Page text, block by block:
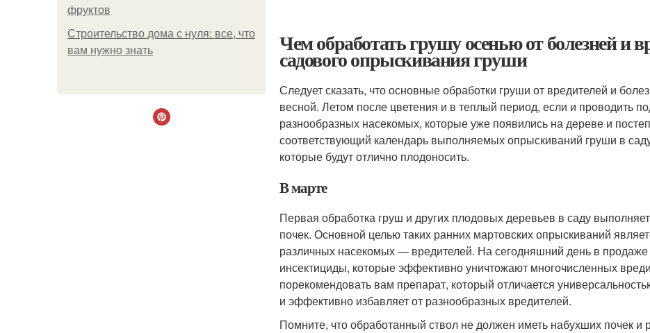
фруктов
Строительство дома с нуля: все, что
вам нужно знать
Чем обработать грушу осенью от болезней и
садового опрыскивания груши
Следует сказать, что основные обработки груши от вредителей и
весной. Летом после цветения и в теплый период, если и проводить
разнообразных насекомых, которые уже появились на дереве и
соответствующий календарь выполняемых опрыскиваний груши в
которые будут отлично плодоносить.
В марте
Первая обработка груш и других плодовых деревьев в саду
почек. Основной целью таких ранних мартовских опрыскиваний
различных насекомых — вредителей. На сегодняшний день в
инсектициды, которые эффективно уничтожают многочисленных
порекомендовать вам препарат, который отличается
и эффективно избавляет от разнообразных вредителей.
Помните, что обработанный ствол не должен иметь набухших почек и